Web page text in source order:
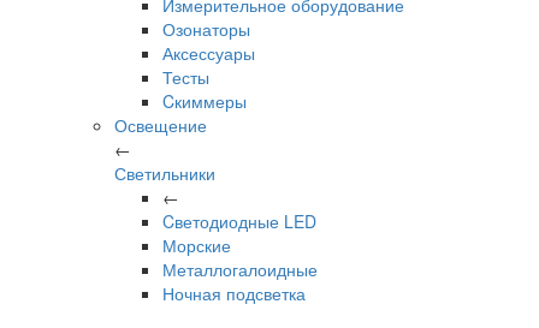
Измерительное оборудование
Озонаторы
Аксессуары
Тесты
Cкиммеры
Освещение
←
Светильники
←
Cветодиодные LED
Морские
Металлогалоидные
Ночная подсветка